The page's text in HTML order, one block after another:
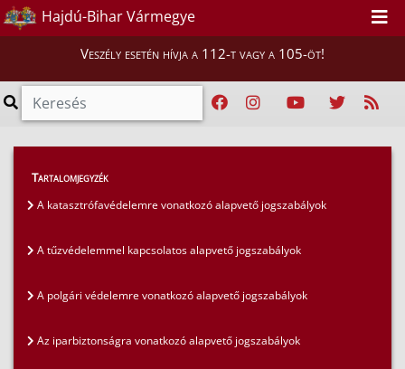
Hajdú-Bihar Vármegye
Veszély esetén hívja a 112-t vagy a 105-öt!
Szakmai tájékoztatók
A műszaki szakterületre vonatkozó jogszabályok
Tartalomjegyzék
A katasztrófavédelemre vonatkozó alapvető jogszabályok
A tűzvédelemmel kapcsolatos alapvető jogszabályok
A polgári védelemre vonatkozó alapvető jogszabályok
Az iparbiztonságra vonatkozó alapvető jogszabályok